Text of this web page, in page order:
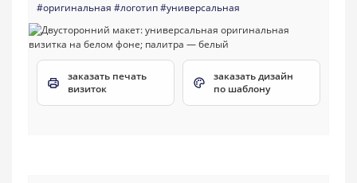
#оригинальная #логотип#универсальная
заказать печать
визиток
заказать дизайн
по шаблону